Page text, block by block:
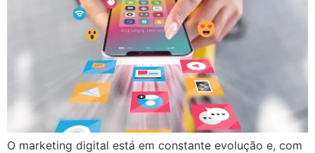
O marketing digital está em constante evolução e, com